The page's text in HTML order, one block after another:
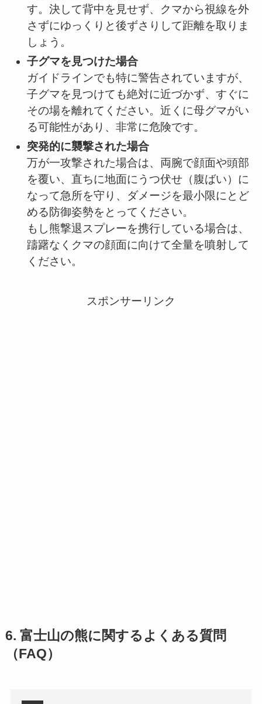
す。決して背中を見せず、クマから視線を外
さずにゆっくりと後ずさりして距離を取りま
しょう。
子グマを見つけた場合
ガイドラインでも特に警告されていますが、
子グマを見つけても絶対に近づかず、すぐに
その場を離れてください。近くに母グマがい
る可能性があり、非常に危険です。
突発的に襲撃された場合
万が一攻撃された場合は、両腕で顔面や頭部
を覆い、直ちに地面にうつ伏せ（腹ばい）に
なって急所を守り、ダメージを最小限にとど
める防御姿勢をとってください。
もし熊撃退スプレーを携行している場合は、
躊躇なくクマの顔面に向けて全量を噴射して
ください。
スポンサーリンク
6. 富士山の熊に関するよくある質問
（FAQ）